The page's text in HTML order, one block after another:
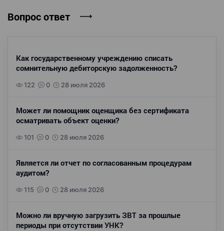
Вопрос ответ
Как государственному учреждению списать
сомнительную дебиторскую задолженность?
122 0 28 июля 2026
Может ли помощник оценщика без сертификата
осматривать объект оценки?
101 0 28 июля 2026
Является ли отчет по согласованным процедурам
аудитом?
115 0 28 июля 2026
Можно ли вручную загрузить ЗВТ за прошлые
периоды при отсутствии УНК?